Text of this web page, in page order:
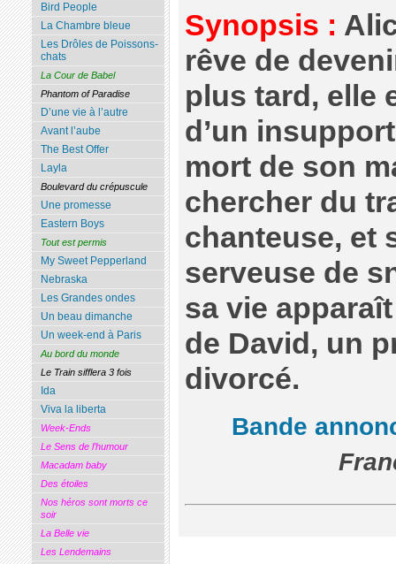
Synopsis :
rêve de
plus tard, elle
d’un
mort de son
chercher du
chanteuse, et
serveuse de
sa vie
de David, un
divorcé.
Bande
Bird People
La Chambre bleue
Les Drôles de Poissons-
chats
La Cour de Babel
Phantom of Paradise
D’une vie à l’autre
Avant l’aube
The Best Offer
Layla
Boulevard du crépuscule
Une promesse
Eastern Boys
Tout est permis
My Sweet Pepperland
Nebraska
Les Grandes ondes
Un beau dimanche
Un week-end à Paris
Au bord du monde
Le Train sifflera 3 fois
Ida
Viva la liberta
Week-Ends
Le Sens de l’humour
Macadam baby
Des étoiles
Nos héros sont morts ce
soir
La Belle vie
Les Lendemains